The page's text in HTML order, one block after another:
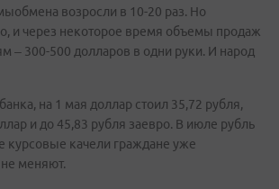
возросли в 10­-20 раз. Но
и через некоторое время объемы продаж
– 300-500 долларов в одни руки. И народ
на 1 мая доллар стоил 35,72 рубля,
и до 45,83 рубля заевро. В июле рубль
курсовые качели граждане уже
меняют.